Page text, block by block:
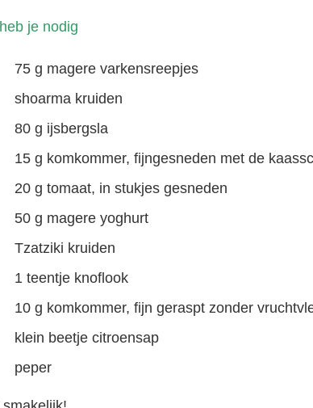
je nodig
75 g magere varkensreepjes
shoarma kruiden
80 g ijsbergsla
15 g komkommer, fijngesneden met de
20 g tomaat, in stukjes gesneden
50 g magere yoghurt
Tzatziki kruiden
1 teentje knoflook
10 g komkommer, fijn geraspt zonder
klein beetje citroensap
peper